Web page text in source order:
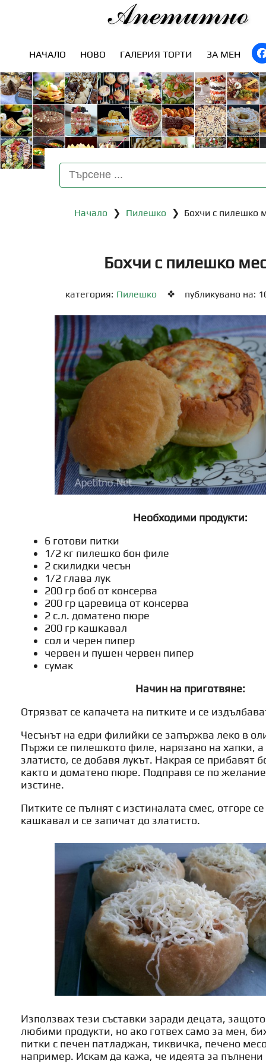
Апетитно
НАЧАЛО НОВО ГАЛЕРИЯ ТОРТИ ЗА МЕН
Начало ❯ Пилешко ❯ Бохчи с пилешко
Бохчи с пилешко
категория: Пилешко ❖ публикувано на:
Необходими продукти:
6 готови питки
1/2 кг пилешко бон филе
2 скилидки чесън
1/2 глава лук
200 гр боб от консерва
200 гр царевица от консерва
2 с.л. доматено пюре
200 гр кашкавал
сол и черен пипер
червен и пушен червен пипер
сумак
Начин на приготвяне:
Отрязват се капачета на питките и се
Чесънът на едри филийки се запържва леко в
Пържи се пилешкото филе, нарязано на хапки, а
златисто, се добавя лукът. Накрая се прибавят
както и доматено пюре. Подправя се по желание
изстине.
Питките се пълнят с изстиналата смес, отгоре
кашкавал и се запичат до златисто.
Използвах тези съставки заради децата,
любими продукти, но ако готвех само за мен,
питки с печен патладжан, тиквичка, печено
например. Искам да кажа, че идеята за